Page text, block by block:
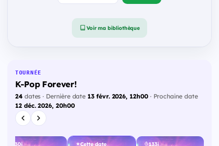
Voir ma bibliothèque
TOURNÉE
K-Pop Forever!
24dates · Dernière date 13 févr. 2026, 12h00· Prochaine date
12 déc. 2026, 20h00
130j Cette date 133j